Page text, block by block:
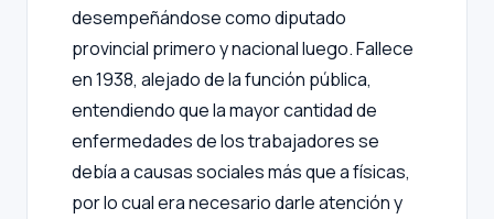
desempeñándose como diputado
provincial primero y nacional luego. Fallece
en 1938, alejado de la función pública,
entendiendo que la mayor cantidad de
enfermedades de los trabajadores se
debía a causas sociales más que a físicas,
por lo cual era necesario darle atención y